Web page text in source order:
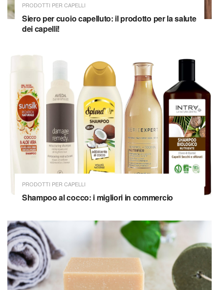
PRODOTTI PER CAPELLI
Siero per cuoio capelluto: il prodotto per la salute
dei capelli!
PRODOTTI PER CAPELLI
Shampoo al cocco: i migliori in commercio